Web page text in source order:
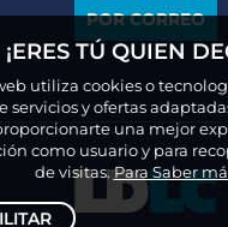
POR CORREO
¡ERES TÚ QUIEN
utiliza cookies o
servicios y ofertas
una mejor
como usuario y para
de visitas.Para Saber